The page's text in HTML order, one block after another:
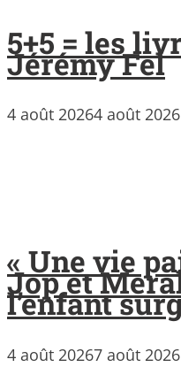
5+5 = les
Jérémy Fel
4 août 20264 août 2026
« Une vie
Jop et
l’enfant
4 août 20267 août 2026